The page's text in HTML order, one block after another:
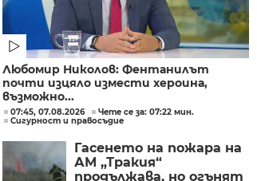
Любомир Николов: Фентанилът
почти изцяло измести хероина,
възможно...
07:45, 07.08.2026
Чете се за: 07:22 мин.
Сигурност и правосъдие
Гасенето на пожара на
АМ „Тракия“
продължава, но огънят